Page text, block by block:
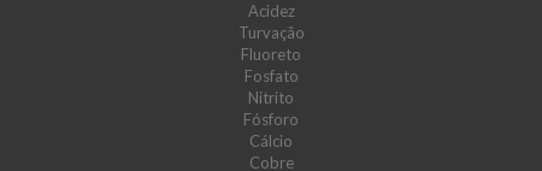
Acidez
Turvação
Fluoreto
Fosfato
Nitrito
Fósforo
Cálcio
Cobre